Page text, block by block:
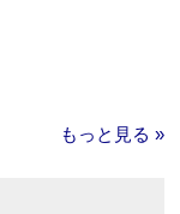
もっと見る »